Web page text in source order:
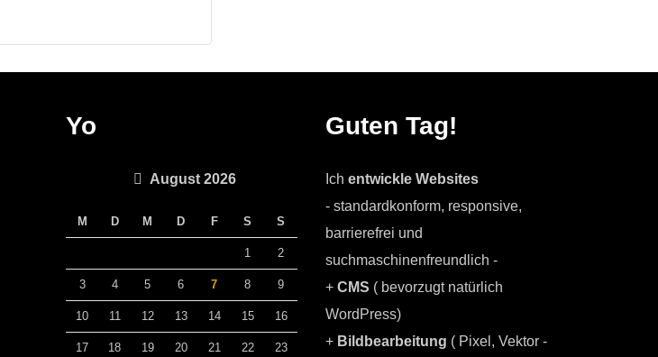
Yo
August 2026
M D M D F S S
1 2
3 4 5 6 7 8 9
10 11 12 13 14 15 16
17 18 19 20 21 22 23
Guten Tag!
Ich entwickle Websites
- standardkonform, responsive,
barrierefrei und
suchmaschinenfreundlich -
+ CMS ( bevorzugt natürlich
WordPress)
+ Bildbearbeitung ( Pixel, Vektor -